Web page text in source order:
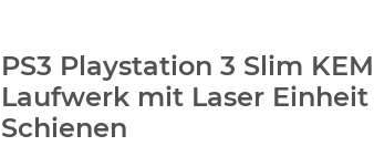
PS3 Playstation 3 Slim
Laufwerk mit Laser
Schienen